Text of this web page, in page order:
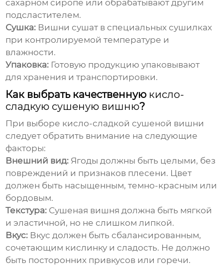
сахарном сиропе или обрабатывают другим
подсластителем.
Сушка: Вишни сушат в специальных сушилках
при контролируемой температуре и
влажности.
Упаковка: Готовую продукцию упаковывают
для хранения и транспортировки.
Как выбрать качественную кисло-
сладкую сушеную вишню?
При выборе кисло-сладкой сушеной вишни
следует обратить внимание на следующие
факторы:
Внешний вид: Ягоды должны быть целыми, без
повреждений и признаков плесени. Цвет
должен быть насыщенным, темно-красным или
бордовым.
Текстура: Сушеная вишня должна быть мягкой
и эластичной, но не слишком липкой.
Вкус: Вкус должен быть сбалансированным,
сочетающим кислинку и сладость. Не должно
быть посторонних привкусов или горечи.